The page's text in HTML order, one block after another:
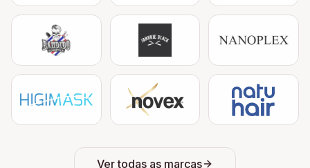
Ver todas as marcas